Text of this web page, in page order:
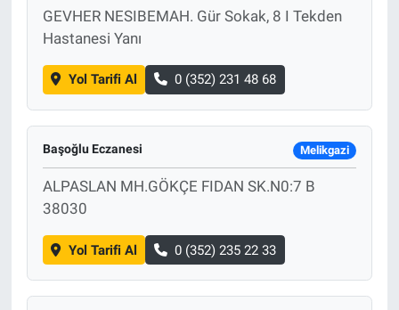
GEVHER NESIBEMAH. Gür Sokak, 8 I Tekden
Hastanesi Yanı
Yol Tarifi Al 0 (352) 231 48 68
Başoğlu Eczanesi Melikgazi
ALPASLAN MH.GÖKÇE FIDAN SK.N0:7 B
38030
Yol Tarifi Al 0 (352) 235 22 33